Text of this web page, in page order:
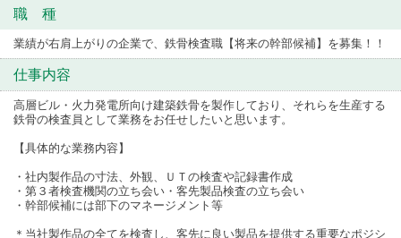
職 種
業績が右肩上がりの企業で、鉄骨検査職【将来の幹部候補】を募集！！
仕事内容
高層ビル・火力発電所向け建築鉄骨を製作しており、それらを生産する
鉄骨の検査員として業務をお任せしたいと思います。
【具体的な業務内容】
・社内製作品の寸法、外観、ＵＴの検査や記録書作成
・第３者検査機関の立ち会い・客先製品検査の立ち会い
・幹部候補には部下のマネージメント等
＊当社製作品の全てを検査し、客先に良い製品を提供する重要なポジシ